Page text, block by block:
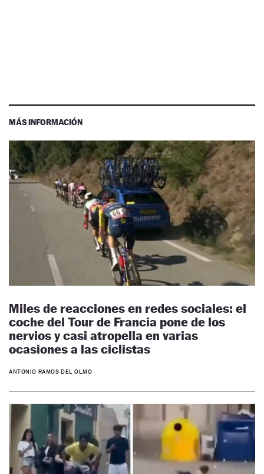
MÁS INFORMACIÓN
Miles de reacciones en redes sociales: el
coche del Tour de Francia pone de los
nervios y casi atropella en varias
ocasiones a las ciclistas
ANTONIO RAMOS DEL OLMO